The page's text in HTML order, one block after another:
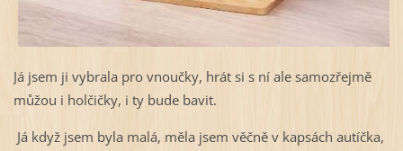
Já jsem ji vybrala pro vnoučky, hrát si s ní ale samozřejmě
můžou i holčičky, i ty bude bavit.
Já když jsem byla malá, měla jsem věčně v kapsách autíčka,